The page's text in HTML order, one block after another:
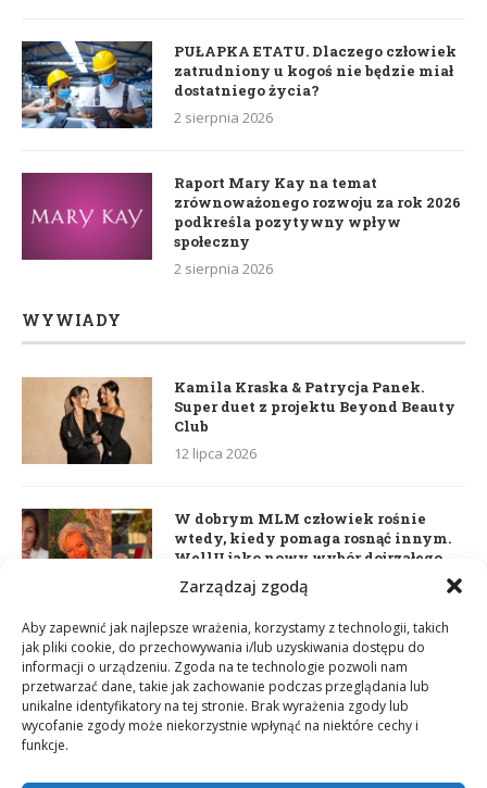
Zarządzaj zgodą
Aby zapewnić jak najlepsze wrażenia, korzystamy z technologii, takich
jak pliki cookie, do przechowywania i/lub uzyskiwania dostępu do
informacji o urządzeniu. Zgoda na te technologie pozwoli nam
przetwarzać dane, takie jak zachowanie podczas przeglądania lub
unikalne identyfikatory na tej stronie. Brak wyrażenia zgody lub
wycofanie zgody może niekorzystnie wpłynąć na niektóre cechy i
funkcje.
PUŁAPKA ETATU. Dlaczego człowiek
zatrudniony u kogoś nie będzie miał
dostatniego życia?
2 sierpnia 2026
Raport Mary Kay na temat
zrównoważonego rozwoju za rok 2026
podkreśla pozytywny wpływ
społeczny
2 sierpnia 2026
WYWIADY
Kamila Kraska & Patrycja Panek.
Super duet z projektu Beyond Beauty
Club
12 lipca 2026
W dobrym MLM człowiek rośnie
wtedy, kiedy pomaga rosnąć innym.
WellU jako nowy wybór dojrzałego
lidera
Daria Dudzik. Kocham Cię
17 kwietnia 2026